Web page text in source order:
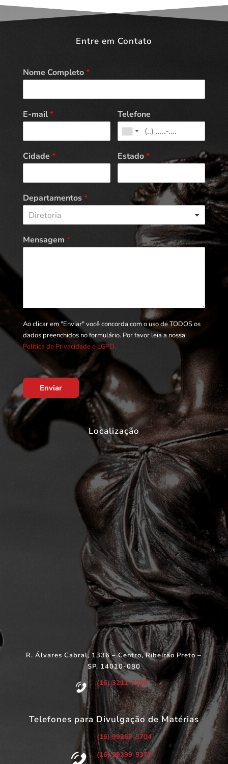
Entre em Contato
Nome Completo*
E-mail* Telefone
Cidade * Estado*
Departamentos*
Diretoria
Mensagem *
Ao clicar em "Enviar" você concorda com o uso de TODOS os
dados preenchidos no formulário. Por favor leia a nossa
Política de Privacidade e LGPD.
Enviar
Localização
R. Álvares Cabral, 1336 – Centro, Ribeirão Preto –
SP, 14010-080
(16) 3211-7200
Telefones para Divulgação de Matérias
(16) 99267-3704
(16) 99299-5373